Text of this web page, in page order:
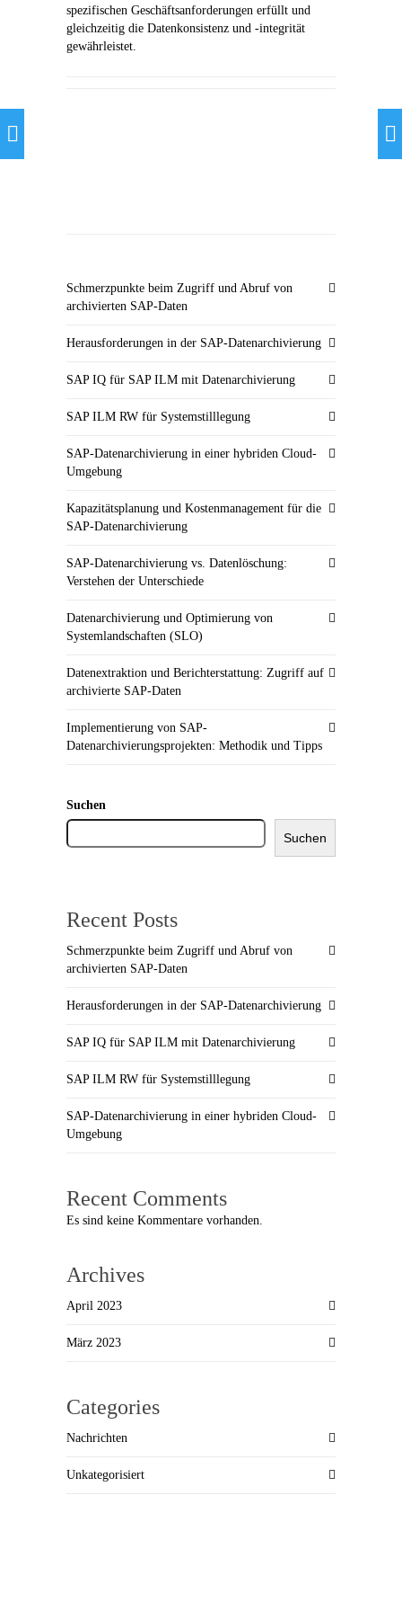
spezifischen Geschäftsanforderungen erfüllt und
gleichzeitig die Datenkonsistenz und -integrität
gewährleistet.
Schmerzpunkte beim Zugriff und Abruf von
archivierten SAP-Daten
Herausforderungen in der SAP-Datenarchivierung
SAP IQ für SAP ILM mit Datenarchivierung
SAP ILM RW für Systemstilllegung
SAP-Datenarchivierung in einer hybriden Cloud-
Umgebung
Kapazitätsplanung und Kostenmanagement für die
SAP-Datenarchivierung
SAP-Datenarchivierung vs. Datenlöschung:
Verstehen der Unterschiede
Datenarchivierung und Optimierung von
Systemlandschaften (SLO)
Datenextraktion und Berichterstattung: Zugriff auf
archivierte SAP-Daten
Implementierung von SAP-
Datenarchivierungsprojekten: Methodik und Tipps
Suchen
Suchen
Recent Posts
Schmerzpunkte beim Zugriff und Abruf von
archivierten SAP-Daten
Herausforderungen in der SAP-Datenarchivierung
SAP IQ für SAP ILM mit Datenarchivierung
SAP ILM RW für Systemstilllegung
SAP-Datenarchivierung in einer hybriden Cloud-
Umgebung
Recent Comments
Es sind keine Kommentare vorhanden.
Archives
April 2023
März 2023
Categories
Nachrichten
Unkategorisiert